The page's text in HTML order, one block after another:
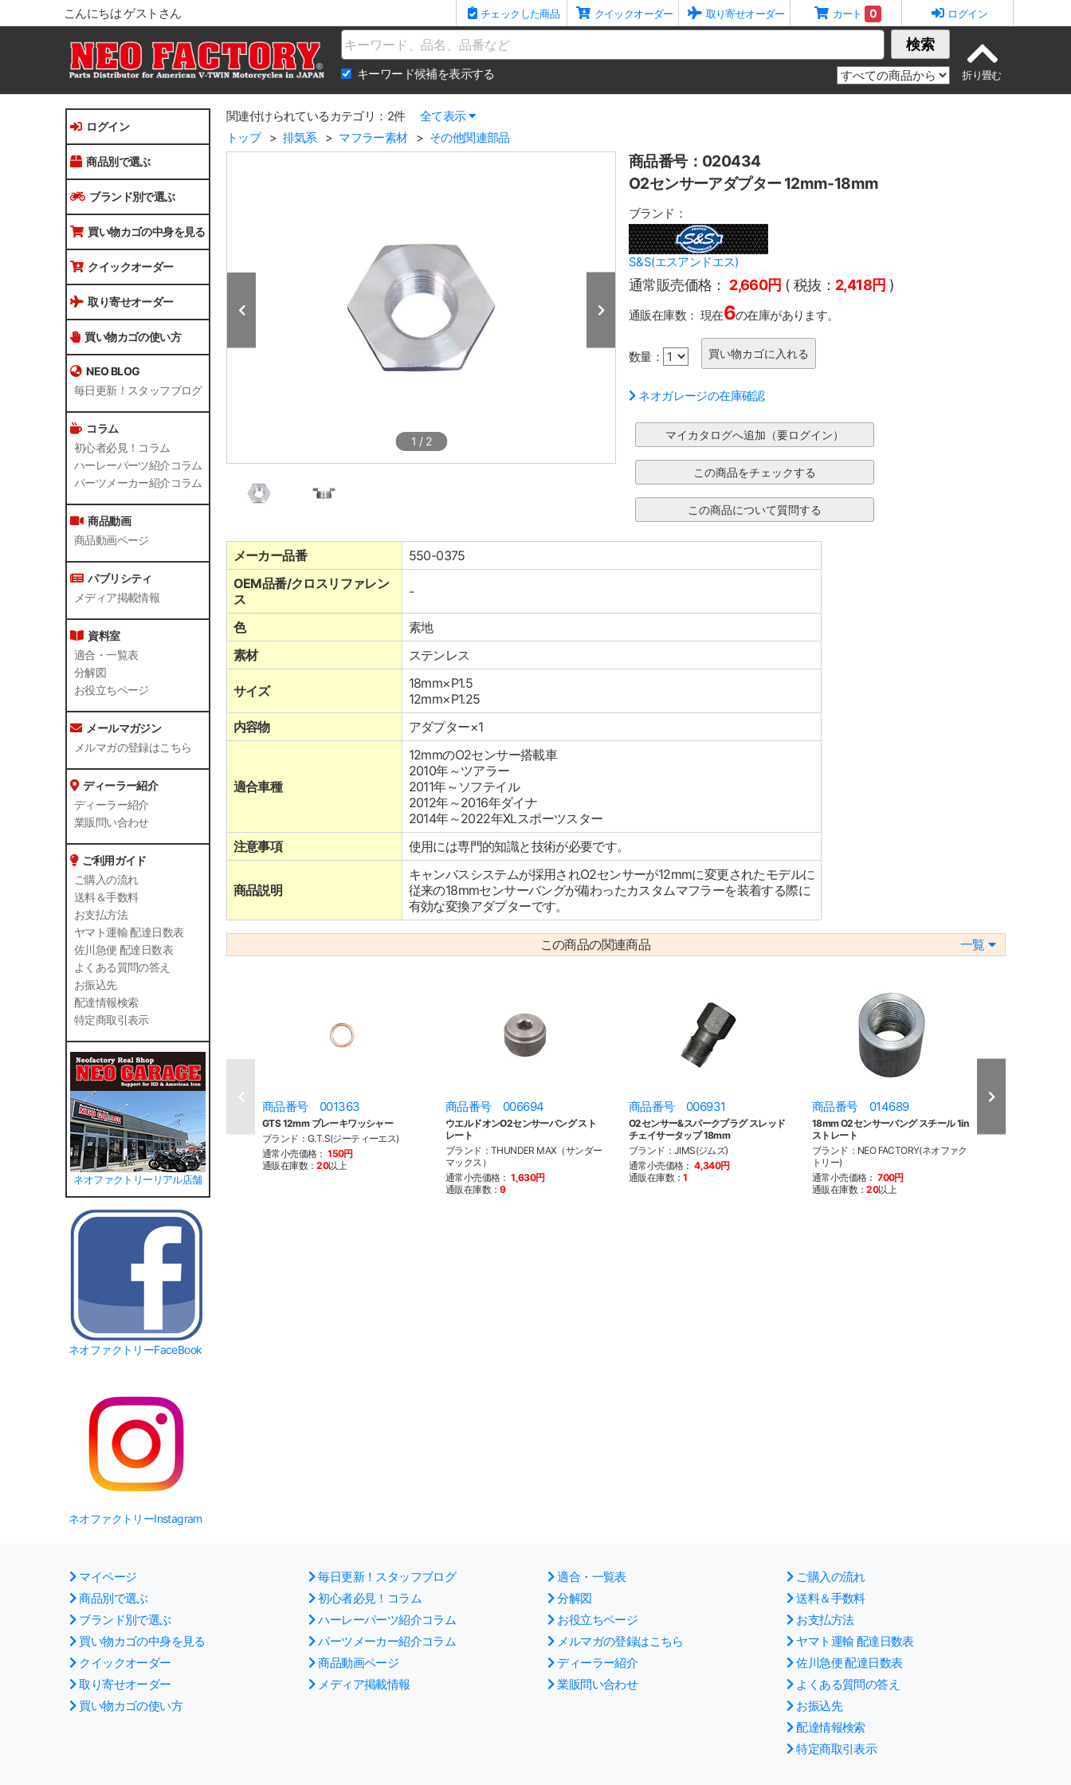
こんにちは ゲストさん チェックした商品 クイックオーダー 取り寄せオーダー カート 0 ログイン
Name 検索
キーワード候補を表示する
ログイン
商品別で選ぶ
ブランド別で選ぶ
買い物カゴの中身を見る
クイックオーダー
取り寄せオーダー
買い物カゴの使い方
NEO BLOG
毎日更新！スタッフブログ
コラム
初心者必見！コラム
ハーレーパーツ紹介コラム
パーツメーカー紹介コラム
商品動画
商品動画ページ
パブリシティ
メディア掲載情報
資料室
適合・一覧表
分解図
お役立ちページ
メールマガジン
メルマガの登録はこちら
ディーラー紹介
ディーラー紹介
業販問い合わせ
ご利用ガイド
ご購入の流れ
送料＆手数料
お支払方法
ヤマト運輸 配達日数表
佐川急便 配達日数表
よくある質問の答え
お振込先
配達情報検索
特定商取引表示
ネオファクトリーリアル店舗
ネオファクトリーFaceBook
ネオファクトリーInstagram
関連付けられているカテゴリ：2件
全て表示
トップ
排気系 マフラー素材 その他関連部品
1 / 2
商品番号：020434
O2センサーアダプター 12mm-18mm
ブランド：
S&S(エスアンドエス)
通常販売価格： 2,660円 ( 税抜： 2,418円 )
通販在庫数： 現在6の在庫があります。
数量：
ネオガレージの在庫確認
メーカー品番
550-0375
OEM品番/クロスリファレン
ス
-
色
素地
素材
ステンレス
サイズ
18mm×P1.5
12mm×P1.25
内容物
アダプター×1
適合車種
12mmのO2センサー搭載車
2010年～ツアラー
2011年～ソフテイル
2012年～2016年ダイナ
2014年～2022年XLスポーツスター
注意事項
使用には専門的知識と技術が必要です。
商品説明
キャンバスシステムが採用されO2センサーが12mmに変更されたモデルに
従来の18mmセンサーバングが備わったカスタムマフラーを装着する際に
有効な変換アダプターです。
この商品の関連商品 一覧
商品番号 001363
GTS 12mm ブレーキワッシャー
ブランド：G.T.S(ジーティーエス)
通常小売価格： 150円
通販在庫数：20以上
商品番号 006694
ウエルドオンO2センサーバング スト
レート
ブランド：THUNDER MAX（サンダー
マックス）
通常小売価格： 1,630円
通販在庫数：9
商品番号 006931
O2センサー&スパークプラグ スレッド
チェイサータップ 18mm
ブランド：JIMS(ジムズ)
通常小売価格： 4,340円
通販在庫数：1
商品番号 014689
18mm O2センサーバング スチール 1in
ストレート
ブランド：NEO FACTORY(ネオファク
トリー)
通常小売価格： 700円
通販在庫数：20以上
1in ストレート
マイページ
商品別で選ぶ
ブランド別で選ぶ
買い物カゴの中身を見る
クイックオーダー
取り寄せオーダー
買い物カゴの使い方
毎日更新！スタッフブログ
初心者必見！コラム
ハーレーパーツ紹介コラム
パーツメーカー紹介コラム
商品動画ページ
メディア掲載情報
適合・一覧表
分解図
お役立ちページ
メルマガの登録はこちら
ディーラー紹介
業販問い合わせ
ご購入の流れ
送料＆手数料
お支払方法
ヤマト運輸 配達日数表
佐川急便 配達日数表
よくある質問の答え
お振込先
配達情報検索
特定商取引表示